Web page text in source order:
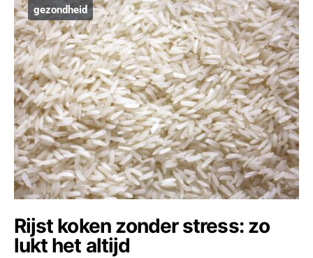
gezondheid
Rijst koken zonder stress: zo
lukt het altijd